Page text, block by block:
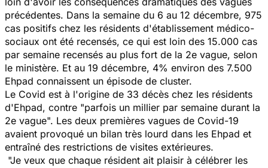
précédentes. Dans la semaine du 6 au 12 décembre, 975
cas positifs chez les résidents d'établissement médico-
sociaux ont été recensés, ce qui est loin des 15.000 cas
par semaine recensés au plus fort de la 2e vague, selon
le ministère. Et au 19 décembre, 4% environ des 7.500
Ehpad connaissent un épisode de cluster.
Le Covid est à l'origine de 33 décès chez les résidents
d'Ehpad, contre "parfois un millier par semaine durant la
2e vague". Les deux premières vagues de Covid-19
avaient provoqué un bilan très lourd dans les Ehpad et
entraîné des restrictions de visites extérieures.
"Je veux que chaque résident ait plaisir à célébrer les